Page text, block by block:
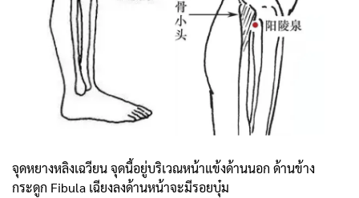
จุดหยางหลิงเฉวียน จุดนี้อยู่บริเวณหน้าแข้งด้านนอก ด้านข้าง
กระดูก Fibula เฉียงลงด้านหน้าจะมีรอยบุ๋ม